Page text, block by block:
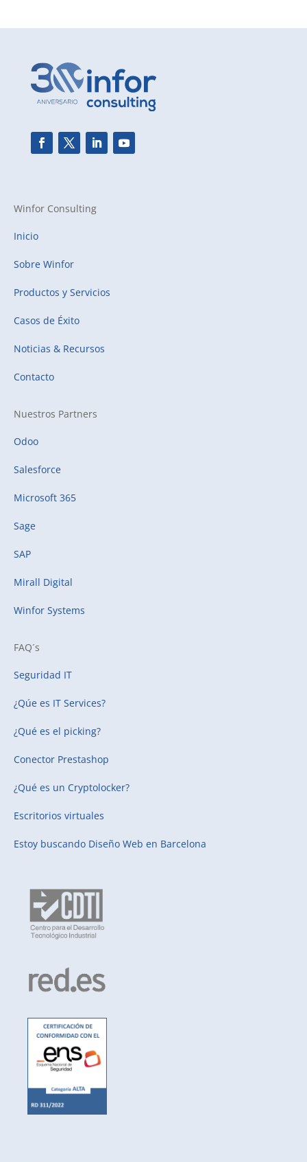
Winfor Consulting
Inicio
Sobre Winfor
Productos y Servicios
Casos de Éxito
Noticias & Recursos
Contacto
Nuestros Partners
Odoo
Salesforce
Microsoft 365
Sage
SAP
Mirall Digital
Winfor Systems
FAQ´s
Seguridad IT
¿Qúe es IT Services?
¿Qué es el picking?
Conector Prestashop
¿Qué es un Cryptolocker?
Escritorios virtuales
Estoy buscando Diseño Web en Barcelona